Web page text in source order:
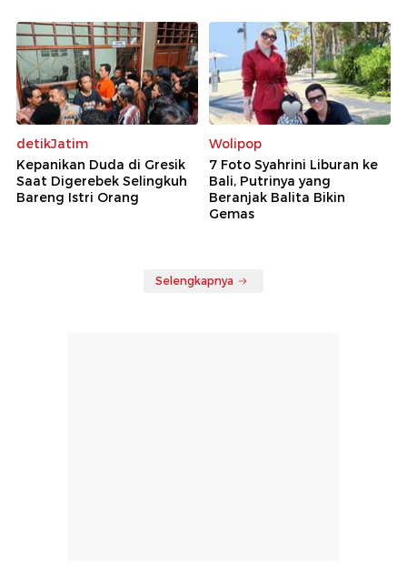
detikJatim
Kepanikan Duda di Gresik
Saat Digerebek Selingkuh
Bareng Istri Orang
Wolipop
7 Foto Syahrini Liburan ke
Bali, Putrinya yang
Beranjak Balita Bikin
Gemas
Selengkapnya